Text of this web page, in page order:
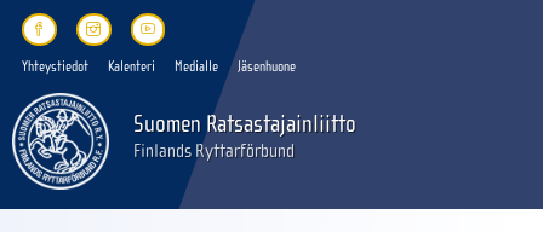
Yhteystiedot Kalenteri Medialle Jäsenhuone
Suomen Ratsastajainliitto
Finlands Ryttarförbund